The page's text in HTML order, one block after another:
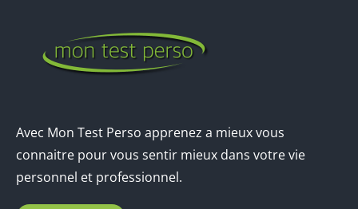
Avec Mon Test Perso apprenez a mieux vous
connaitre pour vous sentir mieux dans votre vie
personnel et professionnel.